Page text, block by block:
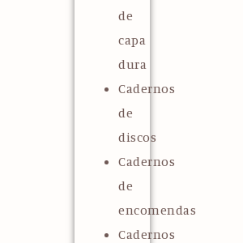
de
capa
dura
Cadernos
de
discos
Cadernos
de
encomendas
Cadernos